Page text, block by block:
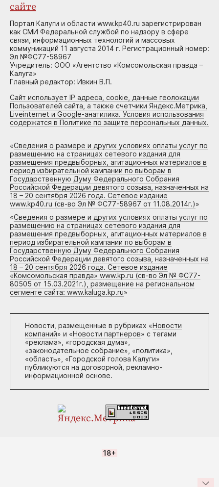
сайте
Портал Калуги и области www.kp40.ru зарегистрирован
как СМИ Федеральной службой по надзору в сфере
связи, информационных технологий и массовых
коммуникаций 11 августа 2014 г. Регистрационный номер:
Эл №ФС77-58967
Учредитель: ООО «Агентство «Комсомольская правда –
Калуга»
Главный редактор: Ивкин В.П.
Сайт использует IP адреса, cookie, данные геолокации
Пользователей сайта, а также счетчики Яндекс.Метрика,
Liveinternet и Google-анатилика. Условия использования
содержатся в Политике по защите персональных данных.
«Сведения о размере и других условиях оплаты услуг по
размещению на страницах сетевого издания для
размещения предвыборных, агитационных материалов в
период избирательной кампании по выборам в
Государственную Думу Федерального Собрания
Российской Федерации девятого созыва, назначенных на
18 – 20 сентября 2026 года. Сетевое издание
www.kp40.ru (св-во Эл № ФС77-58967 от 11.08.2014г.)»
«Сведения о размере и других условиях оплаты услуг по
размещению на страницах сетевого издания для
размещения предвыборных, агитационных материалов в
период избирательной кампании по выборам в
Государственную Думу Федерального Собрания
Российской Федерации девятого созыва, назначенных на
18 – 20 сентября 2026 года. Сетевое издание
«Комсомольская правда» www.kp.ru (св-во Эл № ФС77-
80505 от 15.03.2021г.), размещение на региональном
сегменте сайта: www.kaluga.kp.ru»
Новости, размещенные в рубриках «Новости
компаний» и «Новости партнеров» с тегами
«реклама», «городская дума»,
«законодательное собрание», «политика»,
«область», «Городской голова Калуги»
публикуются на договорной, рекламно-
информационной основе.
18+